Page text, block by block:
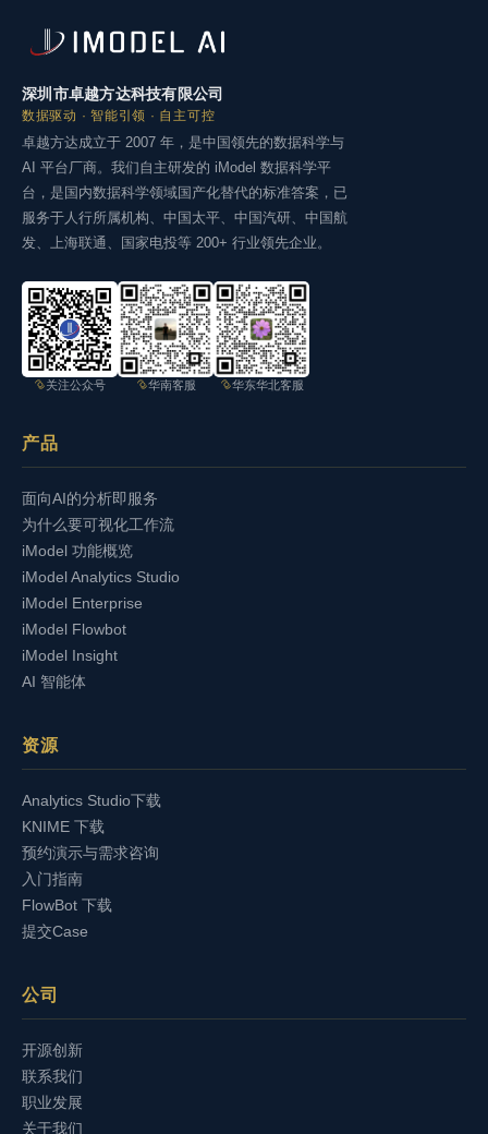
深圳市卓越方达科技有限公司
数据驱动 · 智能引领 · 自主可控
卓越方达成立于 2007 年，是中国领先的数据科学与
AI 平台厂商。我们自主研发的 iModel 数据科学平
台，是国内数据科学领域国产化替代的标准答案，已
服务于人行所属机构、中国太平、中国汽研、中国航
发、上海联通、国家电投等 200+ 行业领先企业。
关注公众号 华南客服 华东华北客服
产品
面向AI的分析即服务
为什么要可视化工作流
iModel 功能概览
iModel Analytics Studio
iModel Enterprise
iModel Flowbot
iModel Insight
AI 智能体
资源
Analytics Studio下载
KNIME 下载
预约演示与需求咨询
入门指南
FlowBot 下载
提交Case
公司
开源创新
联系我们
职业发展
关于我们